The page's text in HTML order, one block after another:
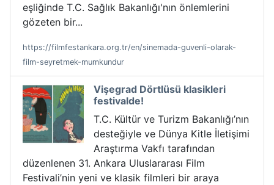
eşliğinde T.C. Sağlık Bakanlığı'nın önlemlerini
gözeten bir...
https://filmfestankara.org.tr/en/sinemada-guvenli-olarak-
film-seyretmek-mumkundur
Vişegrad Dörtlüsü klasikleri
festivalde!
T.C. Kültür ve Turizm Bakanlığı’nın
desteğiyle ve Dünya Kitle İletişimi
Araştırma Vakfı tarafından
düzenlenen 31. Ankara Uluslararası Film
Festivali’nin yeni ve klasik filmleri bir araya